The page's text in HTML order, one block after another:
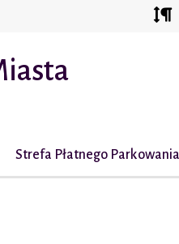
Strefa Płatnego Parkowania